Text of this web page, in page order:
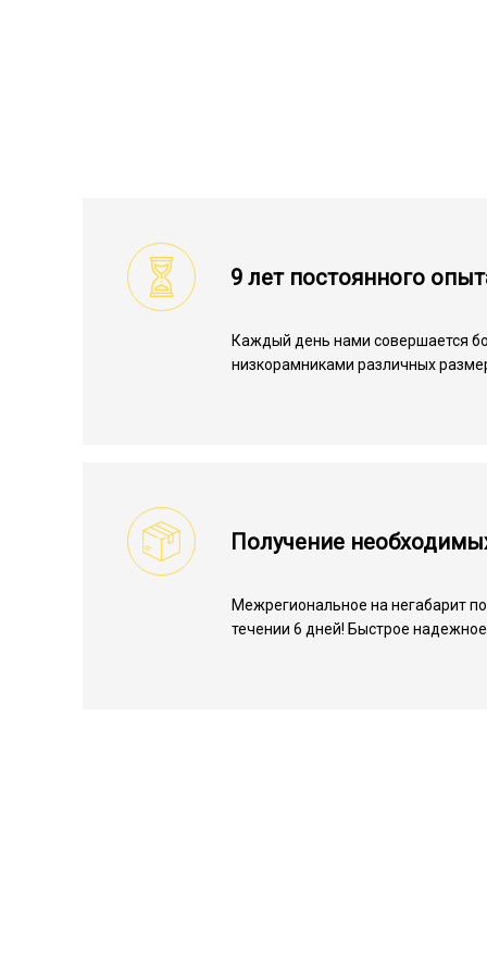
9 лет постоянного
Каждый день нами совершается
низкорамниками различных
Получение
Межрегиональное на негабарит
течении 6 дней! Быстрое